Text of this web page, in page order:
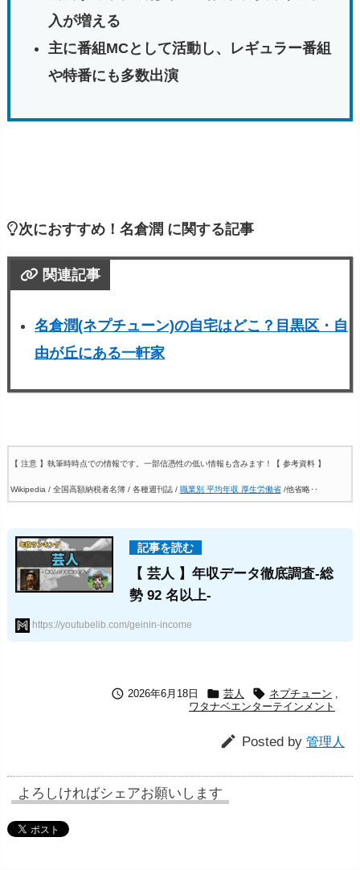
入が増える
主に番組MCとして活動し、レギュラー番組
や特番にも多数出演
次におすすめ！名倉潤 に関する記事
関連記事
名倉潤(ネプチューン)の自宅はどこ？目黒区・自
由が丘にある一軒家
【 注意 】執筆時時点での情報です。一部信憑性の低い情報も含みます！ 【 参考資料 】
Wikipedia / 全国高額納税者名簿 / 各種週刊誌 / 職業別 平均年収 厚生労働省/他省略‥
【 芸人 】年収データ徹底調査-総
勢 92 名以上-
https://youtubelib.com/geinin-income
 2026年6月18日  芸人  ネプチューン ,
ワタナベエンターテインメント
 Posted by 管理人
よろしければシェアお願いします